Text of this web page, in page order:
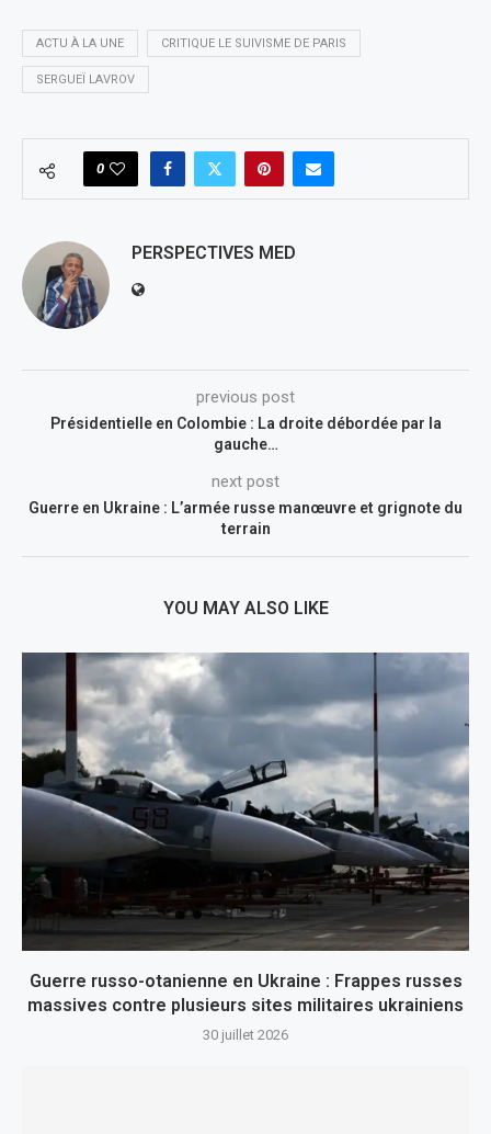
ACTU À LA UNE CRITIQUE LE SUIVISME DE PARIS
SERGUEÏ LAVROV
0
PERSPECTIVES MED
previous post
Présidentielle en Colombie : La droite débordée par la
gauche…
next post
Guerre en Ukraine : L’armée russe manœuvre et grignote du
terrain
YOU MAY ALSO LIKE
Guerre russo-otanienne en Ukraine : Frappes russes
massives contre plusieurs sites militaires ukrainiens
30 juillet 2026